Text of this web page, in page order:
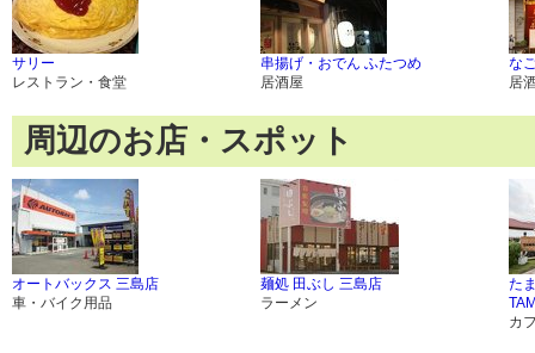
サリー
レストラン・食堂
串揚げ・おでん ふたつめ
居酒屋
な
居
周辺のお店・スポット
オートバックス 三島店
車・バイク用品
麺処 田ぶし 三島店
ラーメン
た
カ